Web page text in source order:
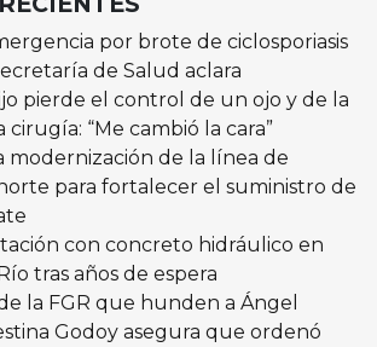
por brote de ciclosporiasis
de Salud aclara
pierde el control de un ojo y de la
cirugía: “Me cambió la cara”
modernización de la línea de
para fortalecer el suministro de
con concreto hidráulico en
tras años de espera
la FGR que hunden a Ángel
Godoy asegura que ordenó